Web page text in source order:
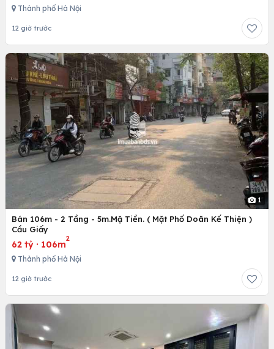
Thành phố Hà Nội
12 giờ trước
1
Bán 106m - 2 Tầng - 5m.Mặ Tiền. ( Mặt Phố Doãn Kế Thiện )
Cầu Giấy
62 tỷ · 106m
2
Thành phố Hà Nội
12 giờ trước